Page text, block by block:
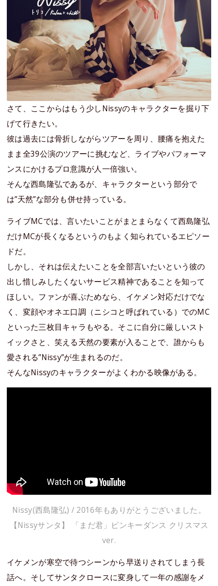
さて、ここからはもう少しNissyのキャラクターを掘り下
げて行きたい。
彼は過去には骨折しながらツアーを周り、腰痛を抱えた
まま全39公演のツアーに挑むなど、ライブやパフォーマ
ンスにかけるプロ意識が人一倍強い。
そんな西島隆弘であるが、キャラクターという部分で
は”天然”な部分も併せ持っている。
ライブMCでは、言いたいことがまとまらなくて西島隆弘
だけMCが長くなるというのもよく知られているエピソー
ドだ。
しかし、それは伝えたいことを全部言いたいという彼の
出し惜しみしたくないサービス精神であることを知って
ほしい。ファンが喜ぶためなら、イケメン対応だけでな
く、変顔やオネエ口調（ニシコと呼ばれている）でのMC
といった三枚目キャラもやる。そこに自分に厳しいスト
イックさと、笑える天然の要素が入ることで、誰からも
愛される”Nissy”が生まれるのだ。
そんなNissyのキャラクターがよくわかる映像がある。
Nissy(西島隆弘) / 2016年もありがとうございました。
【Nissyサンタ】 「まだ君」ピンキーダンス クリスマス
ver.
イケメンが寒空で待つシーンから早送りされてしまう長
話へ。そしてサンタクロースに変身して一年の感謝をメ